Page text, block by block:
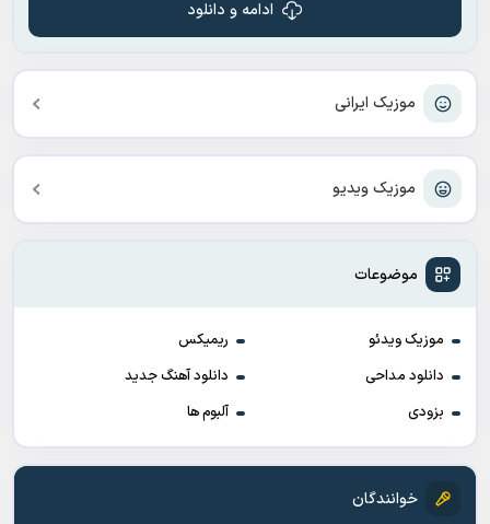
موزیک ایرانی
موزیک ویدیو
موضوعات
موزیک ویدئو
ریمیکس
دانلود مداحی
دانلود آهنگ جدید
بزودی
آلبوم ها
خوانندگان
ادامه و دانلود